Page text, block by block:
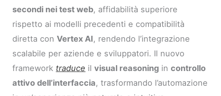
secondi nei test web, affidabilità superiore
rispetto ai modelli precedenti e compatibilità
diretta conVertex AI, rendendo l’integrazione
scalabile per aziende e sviluppatori. Il nuovo
framework traduce ilvisual reasoning incontrollo
attivo dell’interfaccia, trasformando l’automazione